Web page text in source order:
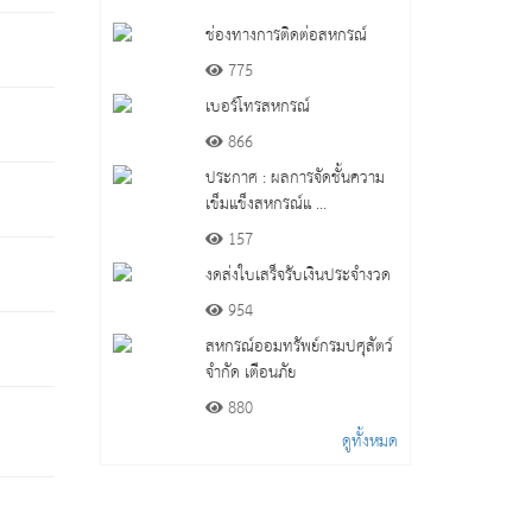
ช่องทางการติดต่อสหกรณ์
775
เบอร์โทรสหกรณ์
866
ประกาศ : ผลการจัดชั้นความ
เข็มแข็งสหกรณ์แ ...
157
งดส่งใบเสร็จรับเงินประจำงวด
954
สหกรณ์ออมทรัพย์กรมปศุสัตว์
จำกัด เตือนภัย
880
ดูทั้งหมด